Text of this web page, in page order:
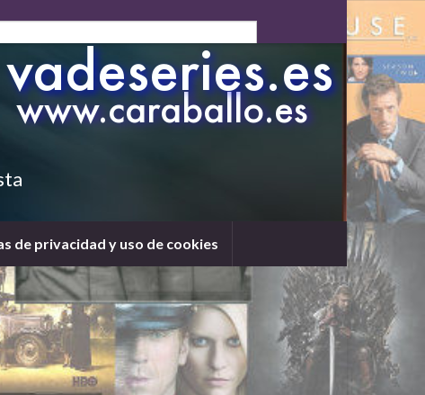
de privacidad y uso de cookies